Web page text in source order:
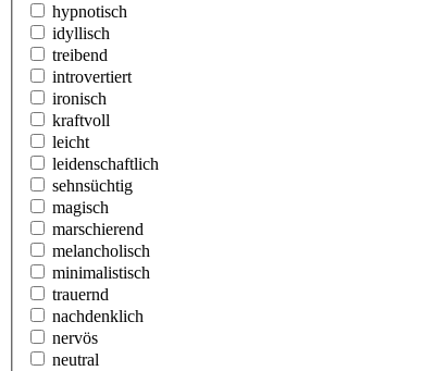
hypnotisch
idyllisch
treibend
introvertiert
ironisch
kraftvoll
leicht
leidenschaftlich
sehnsüchtig
magisch
marschierend
melancholisch
minimalistisch
trauernd
nachdenklich
nervös
neutral